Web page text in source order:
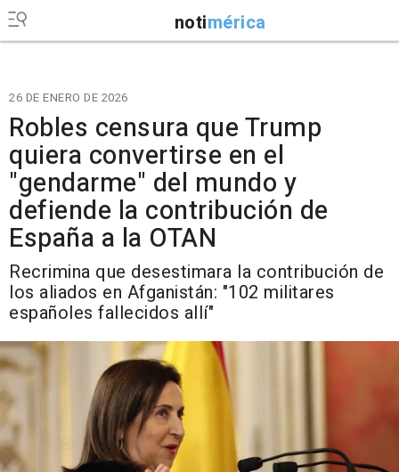
notimérica
26 DE ENERO DE 2026
Robles censura que Trump
quiera convertirse en el
"gendarme" del mundo y
defiende la contribución de
España a la OTAN
Recrimina que desestimara la contribución de
los aliados en Afganistán: "102 militares
españoles fallecidos allí"